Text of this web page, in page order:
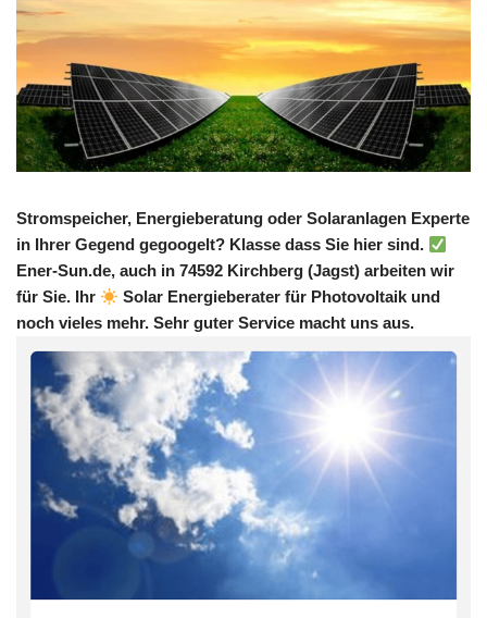
Stromspeicher, Energieberatung oder Solaranlagen Experte
in Ihrer Gegend gegoogelt? Klasse dass Sie hier sind.
Ener-Sun.de, auch in 74592 Kirchberg (Jagst) arbeiten wir
für Sie. Ihr
Solar Energieberater für Photovoltaik und
noch vieles mehr. Sehr guter Service macht uns aus.